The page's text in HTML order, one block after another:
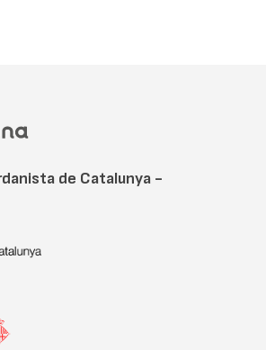
de Catalunya -